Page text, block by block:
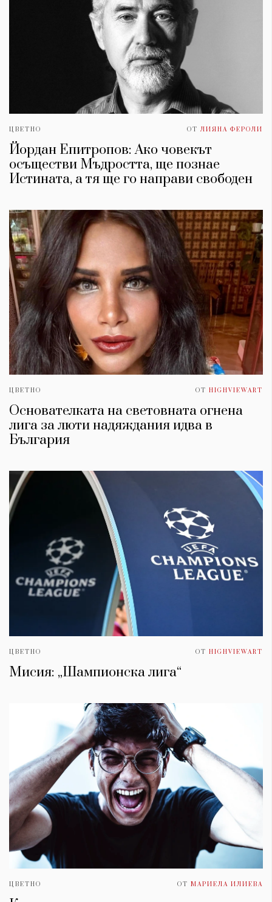
ЦВЕТНО ОТ ЛИЯНА ФЕРОЛИ
Йордан Епитропов: Ако човекът
осъществи Мъдростта, ще познае
Истината, а тя ще го направи свободен
ЦВЕТНО ОТ HIGHVIEWART
Основателката на световната огнена
лига за люти надяждания идва в
България
ЦВЕТНО ОТ HIGHVIEWART
Мисия: „Шампионска лига“
ЦВЕТНО ОТ МАРИЕЛА ИЛИЕВА